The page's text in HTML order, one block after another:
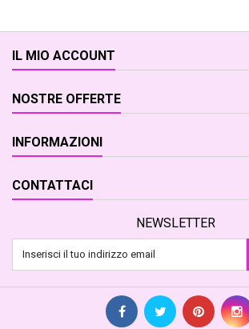
IL MIO ACCOUNT
NOSTRE OFFERTE
INFORMAZIONI
CONTATTACI
NEWSLETTER